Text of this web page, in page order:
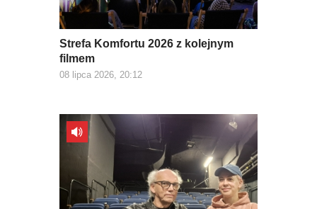
Strefa Komfortu 2026 z kolejnym
filmem
08 lipca 2026, 20:12